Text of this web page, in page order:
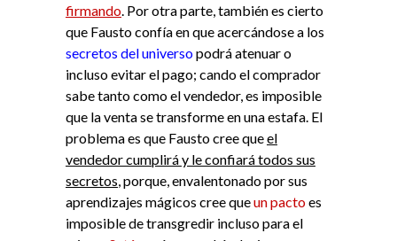
firmando . Por otra parte, también es cierto
que Fausto confía en que acercándose a los
secretos del universopodrá atenuar o
incluso evitar el pago; cando el comprador
sabe tanto como el vendedor, es imposible
que la venta se transforme en una estafa. El
problema es que Fausto cree queel
vendedor cumplirá y le confiará todos sus
secretos , porque, envalentonado por sus
aprendizajes mágicos cree queun pactoes
imposible de transgredir incluso para el